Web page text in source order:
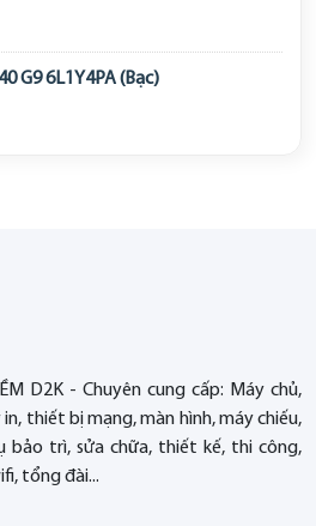
G9 6L1Y4PA (Bạc)
D2K - Chuyên cung cấp: Máy chủ,
thiết bị mạng, màn hình, máy chiếu,
bảo trì, sửa chữa, thiết kế, thi công,
tổng đài...